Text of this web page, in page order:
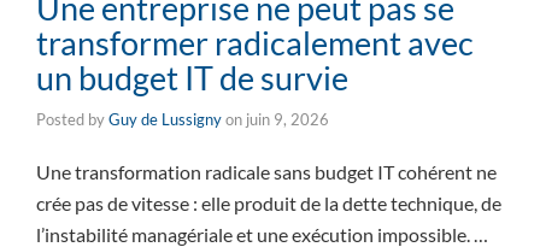
transformer radicalement avec
un budget IT de survie
Posted byGuy de Lussignyon juin 9, 2026
Une transformation radicale sans budget IT cohérent ne
crée pas de vitesse : elle produit de la dette technique, de
l’instabilité managériale et une exécution impossible. …